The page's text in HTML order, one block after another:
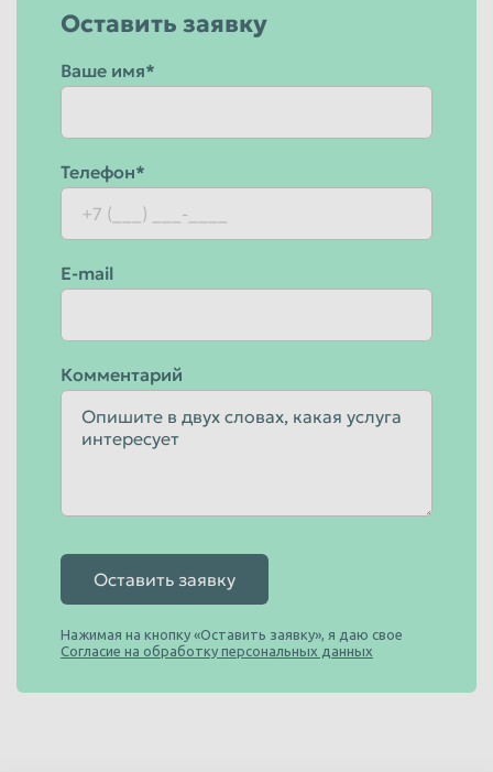
Оставить заявку
Ваше имя*
Телефон*
E-mail
Комментарий
Оставить заявку
Нажимая на кнопку «Оставить заявку», я даю свое
Согласие на обработку персональных данных